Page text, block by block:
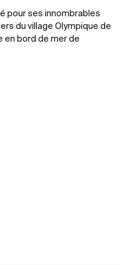
pour ses innombrables
du village Olympique de
en bord de mer de